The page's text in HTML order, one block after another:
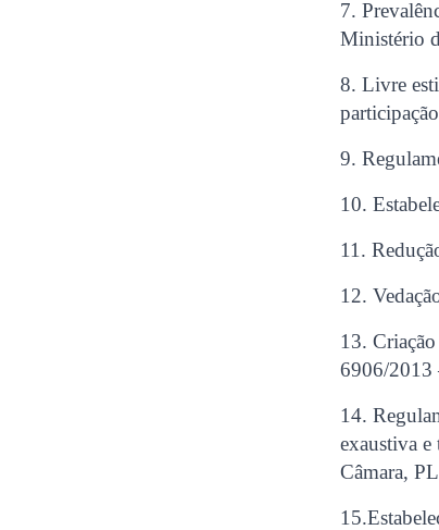
7.
Ministério
8. Livre
9.
10.
11.
12.
13.
6906/2013
14.
exaustiva
Câmara,